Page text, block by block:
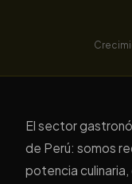
El sector
de Perú: somos
potencia